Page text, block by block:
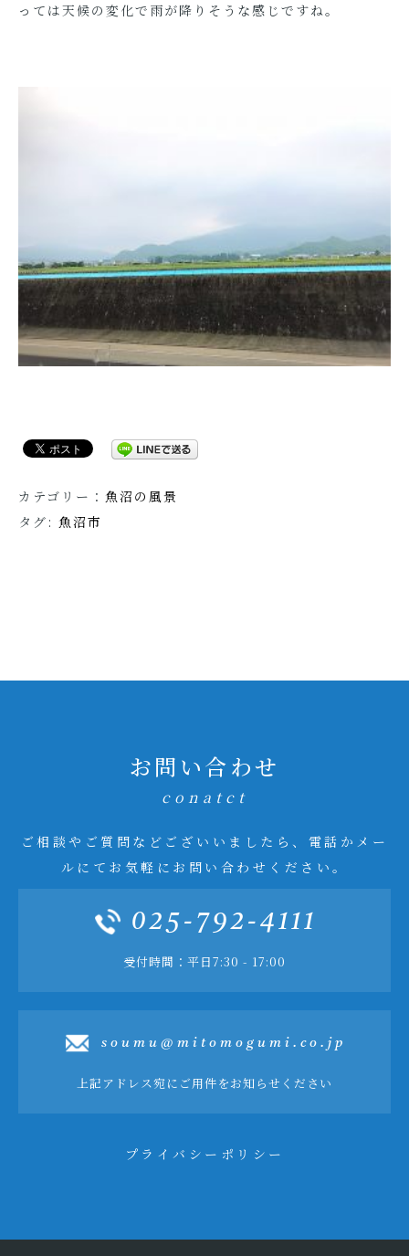
っては天候の変化で雨が降りそうな感じですね。
カテゴリー： 魚沼の風景
タグ: 魚沼市
お問い合わせ
conatct
ご相談やご質問などございいましたら、電話かメー
ルにてお気軽にお問い合わせください。
025-792-4111
受付時間：平日7:30 - 17:00
soumu@mitomogumi.co.jp
上記アドレス宛にご用件をお知らせください
プライバシーポリシー